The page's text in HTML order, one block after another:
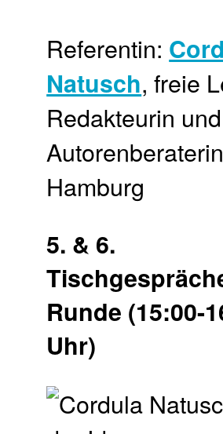
Referentin:
Natusch, freie
Redakteurin und
Hamburg
5. & 6.
Runde (15:00-
Uhr)